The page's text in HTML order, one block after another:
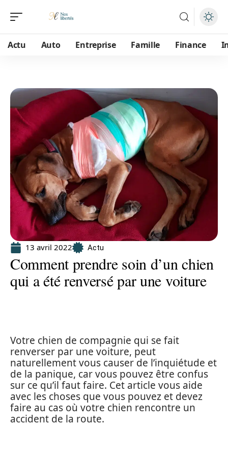
Actu Auto Entreprise Famille Finance
13 avril 2022 Actu
Comment prendre soin d’un chien
qui a été renversé par une voiture
Votre chien de compagnie qui se fait
renverser par une voiture, peut
naturellement vous causer de l’inquiétude et
de la panique, car vous pouvez être confus
sur ce qu’il faut faire. Cet article vous aide
avec les choses que vous pouvez et devez
faire au cas où votre chien rencontre un
accident de la route.